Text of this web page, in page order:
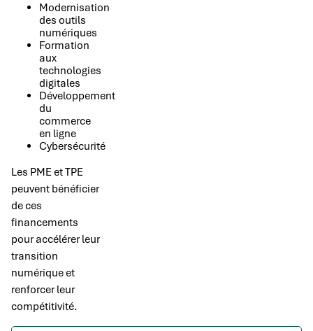
Modernisation
des outils
numériques
Formation
aux
technologies
digitales
Développement
du
commerce
en ligne
Cybersécurité
Les PME et TPE
peuvent bénéficier
de ces
financements
pour accélérer leur
transition
numérique et
renforcer leur
compétitivité.